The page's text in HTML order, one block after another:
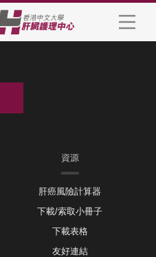
資源
肝癌風險計算器
下載/索取小冊子
下載表格
友好連結